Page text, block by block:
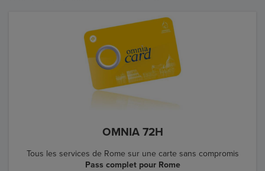
OMNIA 72H
Tous les services de Rome sur une carte sans compromis
Pass complet pour Rome